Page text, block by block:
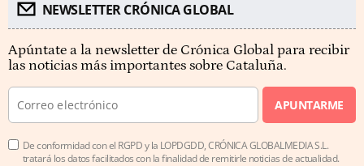
NEWSLETTER CRÓNICA GLOBAL
Apúntate a la newsletter de Crónica Global para recibir
las noticias más importantes sobre Cataluña.
APUNTARME
De conformidad con el RGPD y la LOPDGDD, CRÓNICA GLOBALMEDIA S.L.
tratará los datos facilitados con la finalidad de remitirle noticias de actualidad.